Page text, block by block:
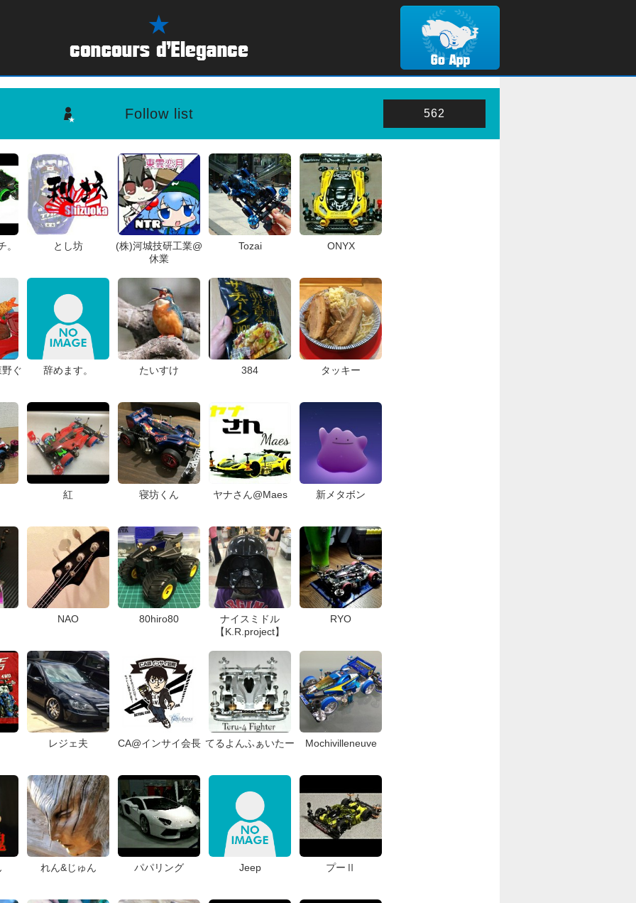
Follow list 562
。 とし坊
(株)河城技研工業@
休業
Tozai ONYX
ぐ 辞めます。 たいすけ 384 タッキー
紅 寝坊くん ヤナさん@Maes 新メタボン
NAO 80hiro80
ナイスミドル
【K.R.project】
RYO
レジェ夫 CA@インサイ会長 てるよんふぁいたー Mochivilleneuve
れん&じゅん パパリング Jeep プーⅡ